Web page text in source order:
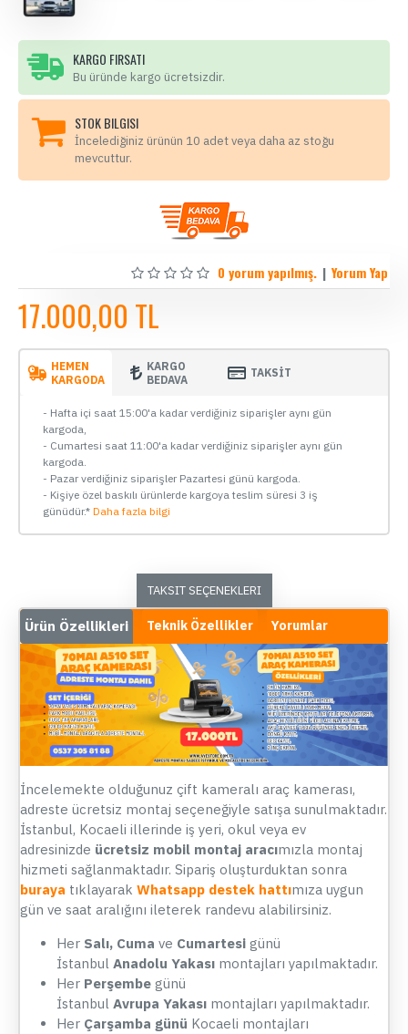
KARGO FIRSATI
Bu üründe kargo ücretsizdir.
STOK BILGISI
İncelediğiniz ürünün 10 adet veya daha az stoğu
mevcuttur.
0 yorum yapılmış. | Yorum Yap
17.000,00 TL
HEMEN
KARGODA
KARGO
BEDAVA
TAKSİT
- Hafta içi saat 15:00'a kadar verdiğiniz siparişler aynı gün
kargoda,
- Cumartesi saat 11:00'a kadar verdiğiniz siparişler aynı gün
kargoda.
- Pazar verdiğiniz siparişler Pazartesi günü kargoda.
- Kişiye özel baskılı ürünlerde kargoya teslim süresi 3 iş
günüdür.* Daha fazla bilgi
TAKSIT SEÇENEKLERI
Ürün Özellikleri Teknik Özellikler Yorumlar
İncelemekte olduğunuz çift kameralı araç kamerası,
adreste ücretsiz montaj seçeneğiyle satışa sunulmaktadır.
İstanbul, Kocaeli illerinde iş yeri, okul veya ev
adresinizde ücretsiz mobil montaj aracımızla montaj
hizmeti sağlanmaktadır. Sipariş oluşturduktan sonra
buraya tıklayarak Whatsapp destek hattımıza uygun
gün ve saat aralığını ileterek randevu alabilirsiniz.
Her Salı, Cuma ve Cumartesi günü
İstanbul Anadolu Yakası montajları yapılmaktadır.
Her Perşembe günü
İstanbul Avrupa Yakası montajları yapılmaktadır.
Her Çarşamba günü Kocaeli montajları